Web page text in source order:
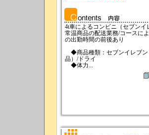
4t車によるコンビニ（セブンイ
常温商品の配送業務/コースに
の出勤時間の前後あり
◆商品種類：セブンイレブン
品）/ドライ
◆体力...